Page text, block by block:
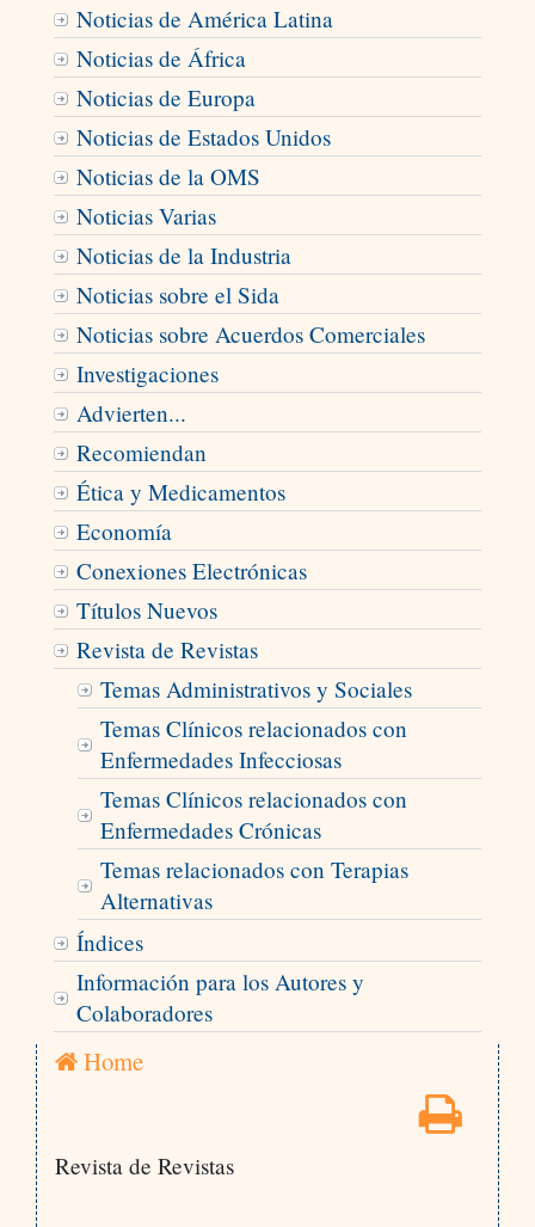
Noticias de América Latina
Noticias de África
Noticias de Europa
Noticias de Estados Unidos
Noticias de la OMS
Noticias Varias
Noticias de la Industria
Noticias sobre el Sida
Noticias sobre Acuerdos Comerciales
Investigaciones
Advierten...
Recomiendan
Ética y Medicamentos
Economía
Conexiones Electrónicas
Títulos Nuevos
Revista de Revistas
Temas Administrativos y Sociales
Temas Clínicos relacionados con
Enfermedades Infecciosas
Temas Clínicos relacionados con
Enfermedades Crónicas
Temas relacionados con Terapias
Alternativas
Índices
Información para los Autores y
Colaboradores
Home
Revista de Revistas